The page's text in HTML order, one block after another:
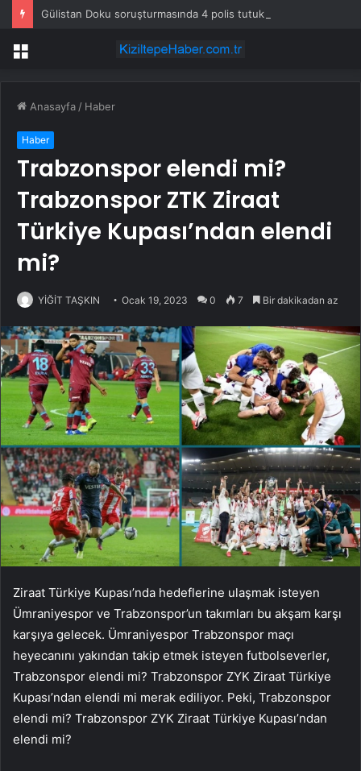
Gülistan Doku soruşturmasında 4 polis tutuklandı
Menü
Anasayfa / Haber
Haber
Trabzonspor elendi mi?
Trabzonspor ZTK Ziraat
Türkiye Kupası’ndan elendi
mi?
YİĞİT TAŞKIN Ocak 19, 2023 0 7 Bir dakikadan az
Ziraat Türkiye Kupası’nda hedeflerine ulaşmak isteyen
Ümraniyespor ve Trabzonspor’un takımları bu akşam karşı
karşıya gelecek. Ümraniyespor Trabzonspor maçı
heyecanını yakından takip etmek isteyen futbolseverler,
Trabzonspor elendi mi? Trabzonspor ZYK Ziraat Türkiye
Kupası’ndan elendi mi merak ediliyor. Peki, Trabzonspor
elendi mi? Trabzonspor ZYK Ziraat Türkiye Kupası’ndan
elendi mi?